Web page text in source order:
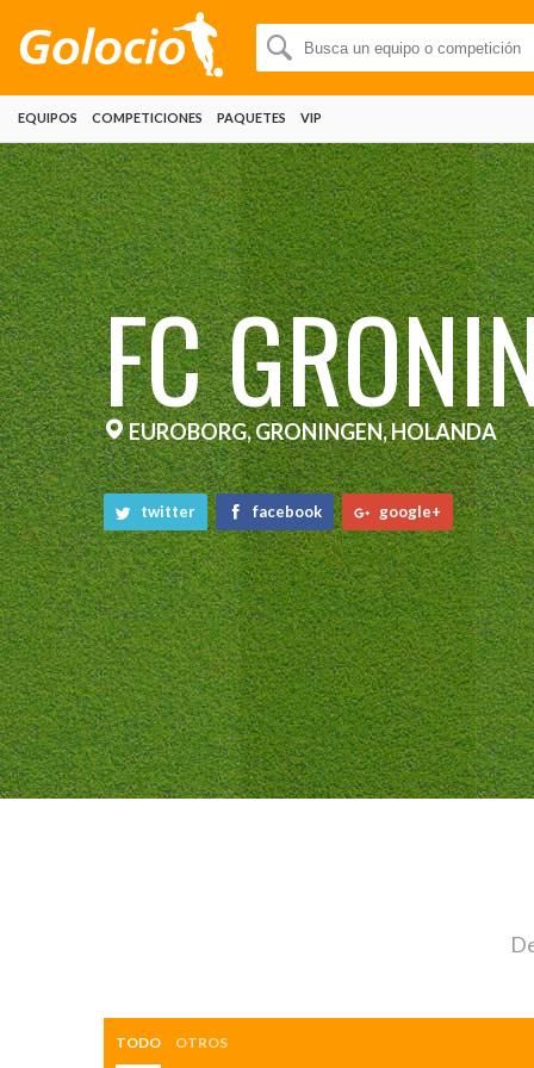
EQUIPOS COMPETICIONES PAQUETES VIP
FC
EUROBORG, GRONINGEN, HOLANDA
twitter facebook google+
TODO OTROS